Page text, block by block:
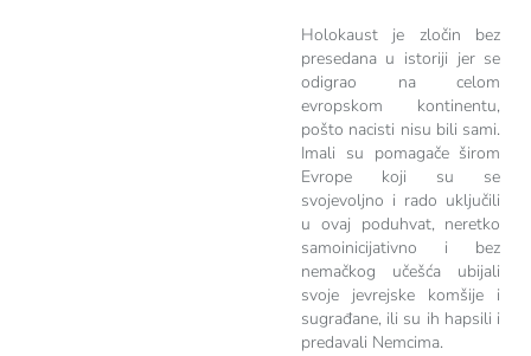
Holokaust je zločin bez
presedana u istoriji jer se
odigrao na celom
evropskom kontinentu,
pošto nacisti nisu bili sami.
Imali su pomagače širom
Evrope koji su se
svojevoljno i rado uključili
u ovaj poduhvat, neretko
samoinicijativno i bez
nemačkog učešća ubijali
svoje jevrejske komšije i
sugrađane, ili su ih hapsili i
predavali Nemcima.